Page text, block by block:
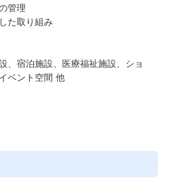
管理
た取り組み
、宿泊施設、医療福祉施設、ショ
ベント空間 他